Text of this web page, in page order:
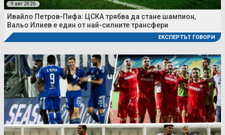
9 авг 2026
Ивайло Петров-Пифа: ЦСКА трябва да стане шампион,
Вальо Илиев е един от най-силните трансфери
ЕКСПЕРТЪТ ГОВОРИ